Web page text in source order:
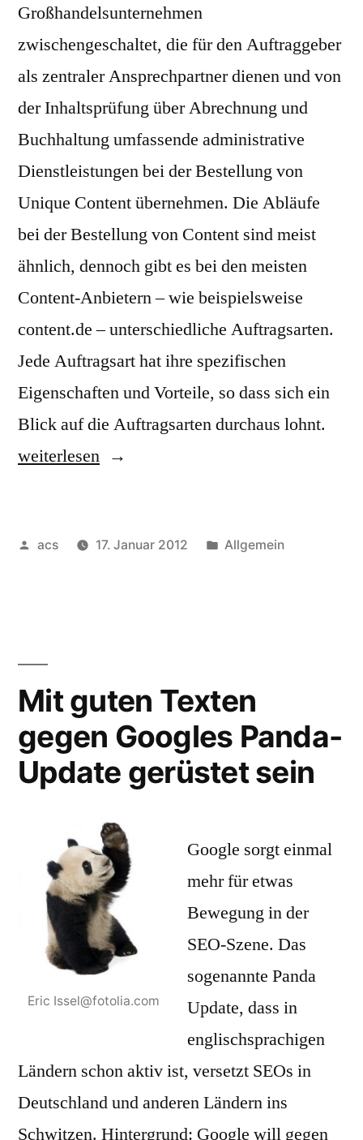
Großhandelsunternehmen
zwischengeschaltet, die für den Auftraggeber
als zentraler Ansprechpartner dienen und von
der Inhaltsprüfung über Abrechnung und
Buchhaltung umfassende administrative
Dienstleistungen bei der Bestellung von
Unique Content übernehmen. Die Abläufe
bei der Bestellung von Content sind meist
ähnlich, dennoch gibt es bei den meisten
Content-Anbietern – wie beispielsweise
content.de – unterschiedliche Auftragsarten.
Jede Auftragsart hat ihre spezifischen
Eigenschaften und Vorteile, so dass sich ein
Blick auf die Auftragsarten durchaus lohnt.
weiterlesen
Veröffentlicht
acs 17. Januar 2012
Veröffentlicht
Allgemein
Mit guten Texten
gegen Googles Panda-
Update gerüstet sein
Eric Issel@fotolia.com
Google sorgt einmal
mehr für etwas
Bewegung in der
SEO-Szene. Das
sogenannte Panda
Update, dass in
englischsprachigen
Ländern schon aktiv ist, versetzt SEOs in
Deutschland und anderen Ländern ins
Schwitzen. Hintergrund: Google will gegen